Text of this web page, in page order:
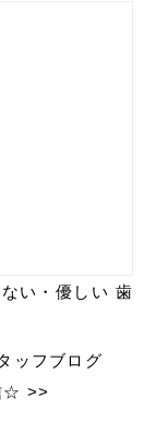
い・優しい 歯
ッフブログ
☆ >>